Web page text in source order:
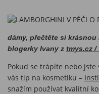
dámy, přečtěte si
blogerky Ivany z tmys.cz /
Pokud se trápíte nebo
vás tip na kosmetiku –
snažím používat kvalitní